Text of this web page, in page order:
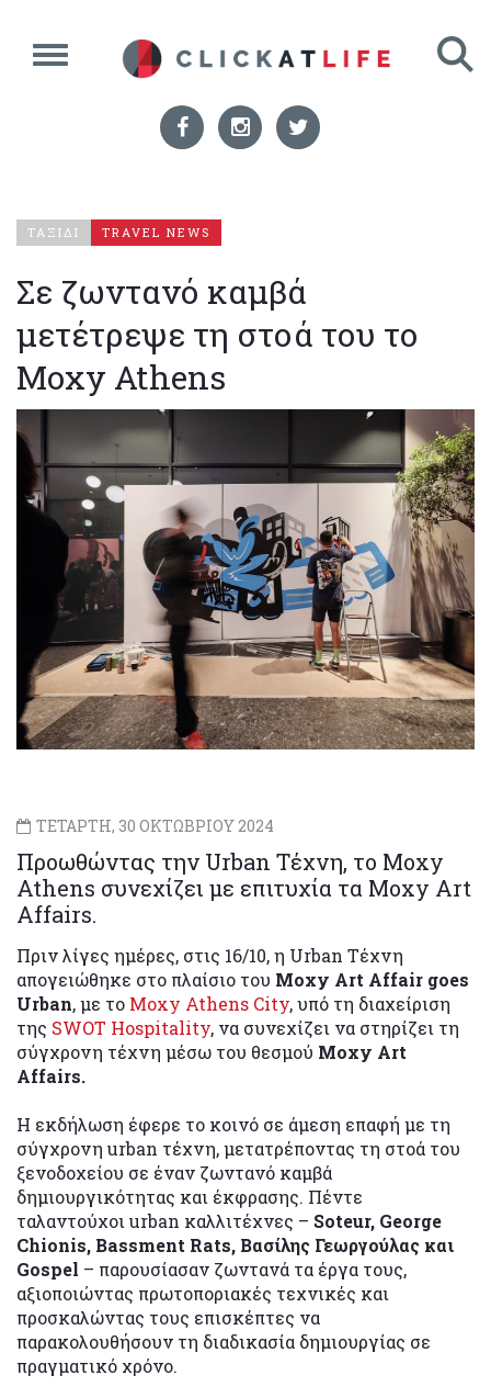
ΤΑΞΙΔΙ TRAVEL NEWS
Σε ζωντανό καμβά
μετέτρεψε τη στοά του το
Moxy Athens
ΤΕΤΑΡΤΗ, 30 ΟΚΤΩΒΡΙΟΥ 2024
Προωθώντας την Urban Τέχνη, το Moxy
Athens συνεχίζει με επιτυχία τα Moxy Art
Affairs.
Πριν λίγες ημέρες, στις 16/10, η Urban Τέχνη
απογειώθηκε στο πλαίσιο του Moxy Art Affair goes
Urban, με το Moxy Athens City, υπό τη διαχείριση
της SWOT Hospitality, να συνεχίζει να στηρίζει τη
σύγχρονη τέχνη μέσω του θεσμού Moxy Art
Affairs.
Η εκδήλωση έφερε το κοινό σε άμεση επαφή με τη
σύγχρονη urban τέχνη, μετατρέποντας τη στοά του
ξενοδοχείου σε έναν ζωντανό καμβά
δημιουργικότητας και έκφρασης. Πέντε
ταλαντούχοι urban καλλιτέχνες – Soteur, George
Chionis, Bassment Rats, Βασίλης Γεωργούλας και
Gospel – παρουσίασαν ζωντανά τα έργα τους,
αξιοποιώντας πρωτοποριακές τεχνικές και
προσκαλώντας τους επισκέπτες να
παρακολουθήσουν τη διαδικασία δημιουργίας σε
πραγματικό χρόνο.